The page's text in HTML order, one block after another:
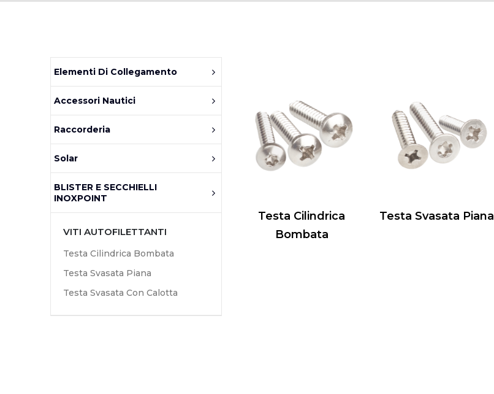
Testa Cilindrica
Bombata
Testa Svasata Piana
Elementi Di Collegamento
Accessori Nautici
Raccorderia
Solar
BLISTER E SECCHIELLI
INOXPOINT
VITI AUTOFILETTANTI
Testa Cilindrica Bombata
Testa Svasata Piana
Testa Svasata Con Calotta